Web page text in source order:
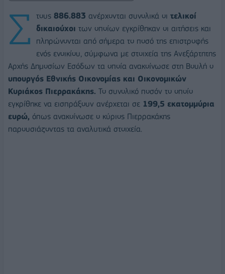
Σ τους 886.883 ανέρχονται συνολικά οι τελικοί
δικαιούχοι των οποίων εγκρίθηκαν οι αιτήσεις και
πληρώνονται από σήμερα το ποσό της επιστροφής
ενός ενοικίου, σύμφωνα με στοιχεία της Ανεξάρτητης
Αρχής Δημοσίων Εσόδων τα οποία ανακοίνωσε στη Βουλή ο
υπουργός Εθνικής Οικονομίας και Οικονομικών
Κυριάκος Πιερρακάκης. Το συνολικό ποσόν το οποίο
εγκρίθηκε να εισπράξουν ανέρχεται σε 199,5 εκατομμύρια
ευρώ, όπως ανακοίνωσε ο κύριος Πιερρακάκης
παρουσιάζοντας τα αναλυτικά στοιχεία.